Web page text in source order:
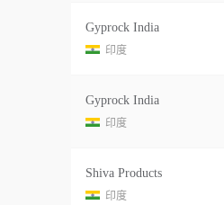
Gyprock India
印度
Gyprock India
印度
Shiva Products
印度